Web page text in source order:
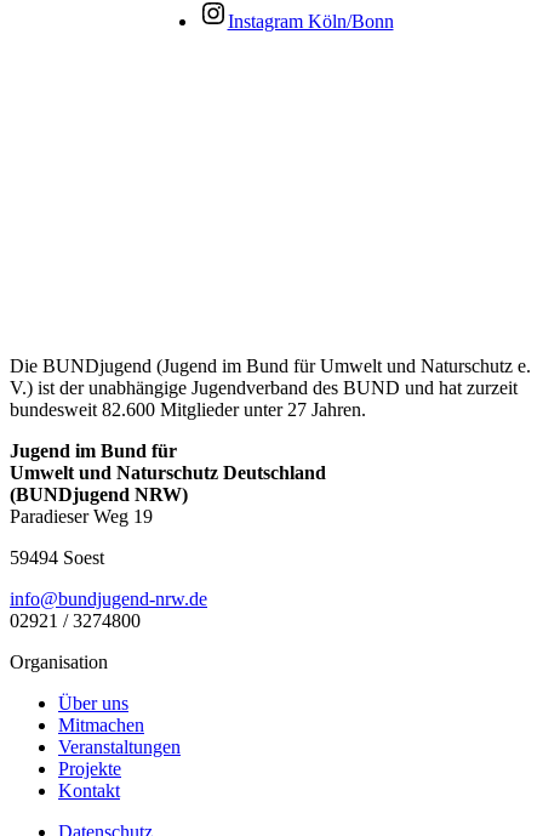
Instagram Köln/Bonn
Die BUNDjugend (Jugend im Bund für Umwelt und Naturschutz e.
V.) ist der unabhängige Jugendverband des BUND und hat zurzeit
bundesweit 82.600 Mitglieder unter 27 Jahren.
Jugend im Bund für
Umwelt und Naturschutz Deutschland
(BUNDjugend NRW)
Paradieser Weg 19
59494 Soest
ed.wrn-dnegujdnub@ofni
02921 / 3274800
Organisation
Über uns
Mitmachen
Veranstaltungen
Projekte
Kontakt
Datenschutz